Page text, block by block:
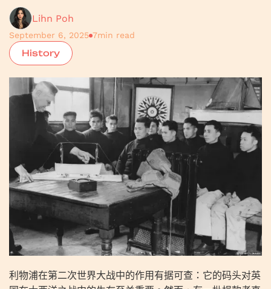
Lihn Poh
September 6, 2025 7min read
History
利物浦在第二次世界大战中的作用有据可查：它的码头对英